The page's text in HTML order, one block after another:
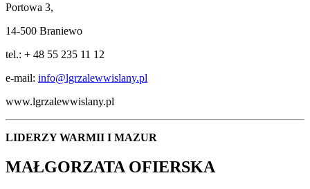
Portowa 3,
14-500 Braniewo
tel.: + 48 55 235 11 12
e-mail: info@lgrzalewwislany.pl
www.lgrzalewwislany.pl
LIDERZY WARMII I MAZUR
MAŁGORZATA OFIERSKA